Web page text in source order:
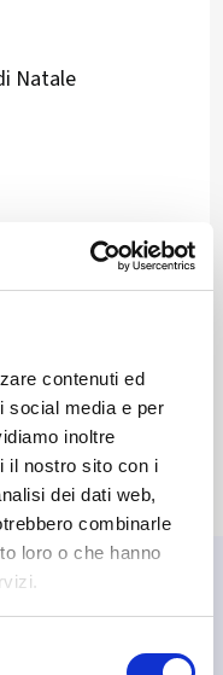
contenuti ed
social media e per
inoltre
il nostro sito con i
dei dati web,
combinarle
loro o che hanno
Natale